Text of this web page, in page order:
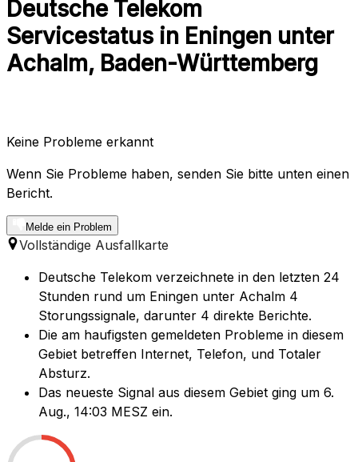
Deutsche Telekom
Servicestatus in Eningen unter
Achalm, Baden-Württemberg
Keine Probleme erkannt
Wenn Sie Probleme haben, senden Sie bitte unten einen
Bericht.
Melde ein Problem
Vollständige Ausfallkarte
Deutsche Telekom verzeichnete in den letzten 24
Stunden rund um Eningen unter Achalm 4
Storungssignale, darunter 4 direkte Berichte.
Die am haufigsten gemeldeten Probleme in diesem
Gebiet betreffen Internet, Telefon, und Totaler
Absturz.
Das neueste Signal aus diesem Gebiet ging um 6.
Aug., 14:03 MESZ ein.